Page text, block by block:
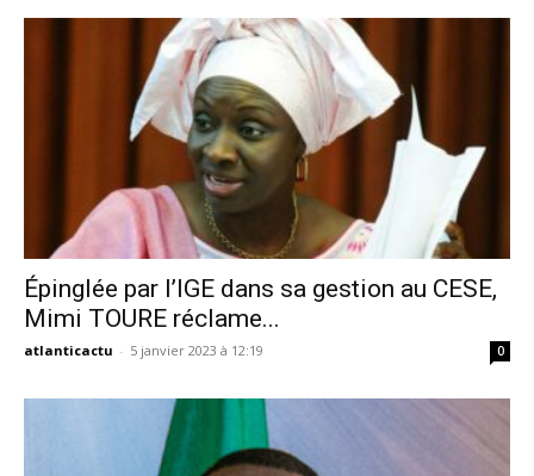
Épinglée par l’IGE dans sa gestion au CESE,
Mimi TOURE réclame...
atlanticactu - 5 janvier 2023 à 12:19 0